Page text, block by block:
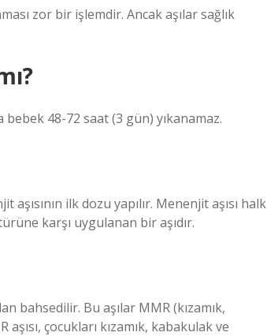
zor bir işlemdir. Ancak aşılar sağlık
bebek 48-72 saat (3 gün) yıkanamaz.
aşısının ilk dozu yapılır. Menenjit aşısı halk
karşı uygulanan bir aşıdır.
bahsedilir. Bu aşılar MMR (kızamık,
çocukları kızamık, kabakulak ve